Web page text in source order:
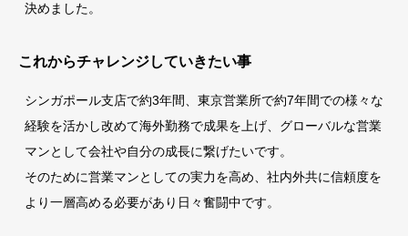
決めました。
これからチャレンジしていきたい事
シンガポール支店で約3年間、東京営業所で約7年間での様々な
経験を活かし改めて海外勤務で成果を上げ、グローバルな営業
マンとして会社や自分の成長に繋げたいです。
そのために営業マンとしての実力を高め、社内外共に信頼度を
より一層高める必要があり日々奮闘中です。